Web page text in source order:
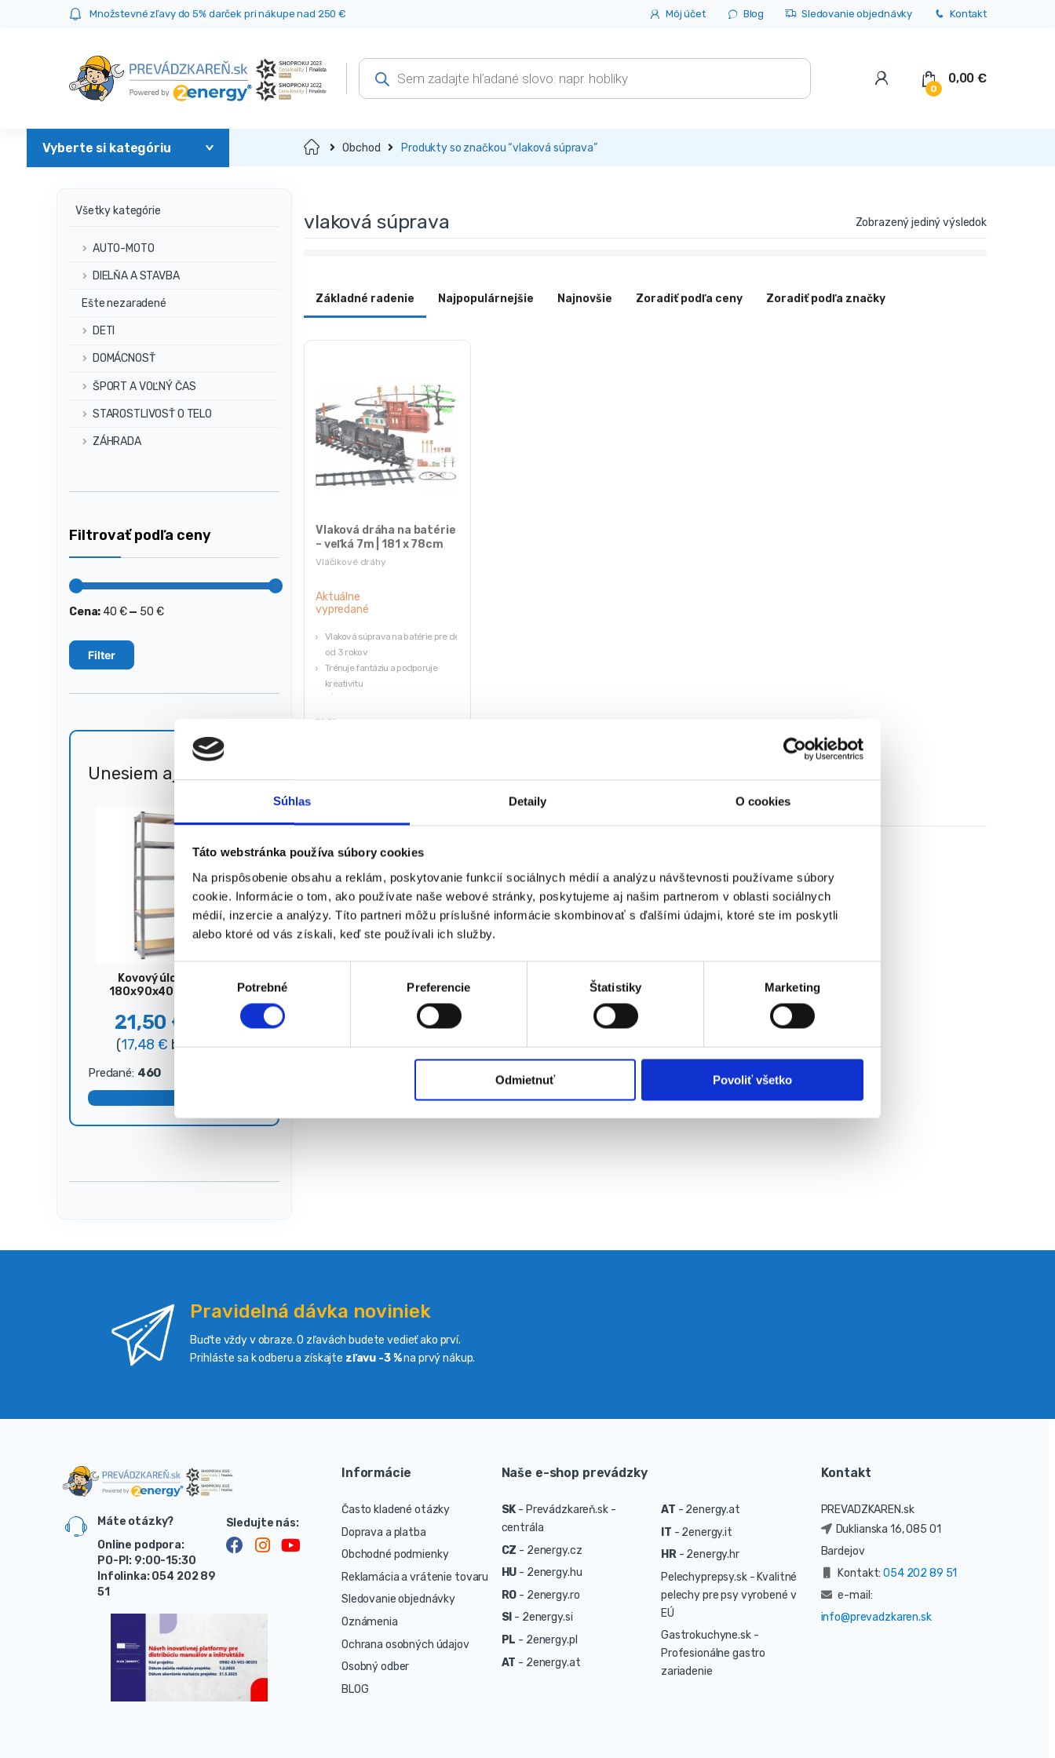
Súhlas Detaily O cookies
Táto webstránka používa súbory cookies
Na prispôsobenie obsahu a reklám, poskytovanie funkcií sociálnych médií a analýzu návštevnosti používame súbory
cookie. Informácie o tom, ako používate naše webové stránky, poskytujeme aj našim partnerom v oblasti sociálnych
médií, inzercie a analýzy. Títo partneri môžu príslušné informácie skombinovať s ďalšími údajmi, ktoré ste im poskytli
alebo ktoré od vás získali, keď ste používali ich služby.
e
r
l
Potrebné Preferencie Štatistiky Marketing
Odmietnuť Povoliť všetko
Množstevné zľavy do 5% darček pri nákupe nad 250 € Môj účet Blog Sledovanie objednávky Kontakt
Products
search
0
0,00€
Domov Obchod Produkty so značkou “vlaková súprava”
vlaková súprava Zobrazený jediný výsledok
Základné radenie Najpopulárnejšie Najnovšie Zoradiť podľa ceny Zoradiť podľa značky
Vláčikové dráhy
Vlaková dráha na batérie
– veľká 7m | 181 x 78cm
Aktuálne
vypredané
Vlaková súprava na batérie pre deti
od 3 rokov
Trénuje fantáziu a podporuje
kreativitu
52,50
★★★★★
Zobrazený jediný výsledok
Všetky kategórie
AUTO-MOTO
DIELŇA A STAVBA
Ešte nezaradené
DETI
DOMÁCNOSŤ
ŠPORT A VOĽNÝ ČAS
STAROSTLIVOSŤ O TELO
ZÁHRADA
Filtrovať podľa ceny
Minimálna
Maximálna
Filter
Cena: 40 €— 50 €
Unesiem aj 🐎 51%
Kovový úložný regál,
180x90x40 cm, 875 kg,
21,50 €
(17,48€ bez DPH)
Predané: 460
Pravidelná dávka noviniek
Buďte vždy v obraze. O zľavách budete vedieť ako prví.
Prihláste sa k odberu a získajte zľavu -3 %na prvý nákup.
Máte otázky?
Online podpora:
PO-PI: 9:00-15:30
Infolinka: 054 202 89
51
Informácie
Často kladené otázky
Doprava a platba
Obchodné podmienky
Reklamácia a vrátenie tovaru
Sledovanie objednávky
Oznámenia
Ochrana osobných údajov
Osobný odber
BLOG
Naše e-shop prevádzky
SK - Prevádzkareň.sk -
centrála
CZ - 2energy.cz
HU - 2energy.hu
RO - 2energy.ro
SI - 2energy.si
PL - 2energy.pl
AT - 2energy.at
AT - 2energy.at
IT - 2energy.it
HR- 2energy.hr
Pelechyprepsy.sk - Kvalitné
pelechy pre psy vyrobené v
EÚ
Gastrokuchyne.sk -
Profesionálne gastro
zariadenie
Kontakt
PREVADZKAREN.sk
Duklianska 16, 085 01
Bardejov
Kontakt:054 202 89 51
e-mail:
info@prevadzkaren.sk